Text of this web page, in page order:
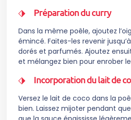
Préparation du curry
Dans la même poêle, ajoutez
émincé. Faites-les revenir
dorés et parfumés. Ajoutez
et mélangez bien pour enrober
Incorporation du lait de
Versez le lait de coco dans la
bien. Laissez mijoter pendant